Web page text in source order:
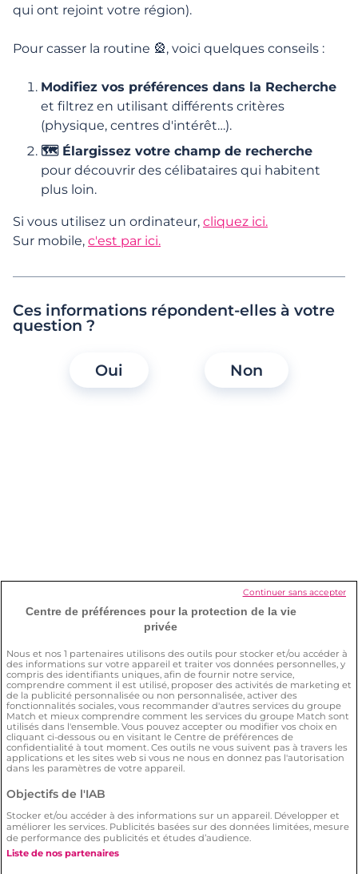
Abonnement et Fonctionnalités
payantes
Sureté
Accessibilité
Questions Populaires
Pourquoi prendre un abonnement
Comment supprimer mon compte ?
Comment s’assurer de ma sécurité sur
le site ?
Conditions générales
Signaler un contenu illégal
qui ont rejoint votre région).
Pour casser la routine 🎡, voici quelques conseils :
Modifiez vos préférences dans la Recherche
et filtrez en utilisant différents critères
(physique, centres d'intérêt…).
🗺️ Élargissez votre champ de recherche
pour découvrir des célibataires qui habitent
plus loin.
Si vous utilisez un ordinateur, cliquez ici.
Sur mobile, c'est par ici.
Ces informations répondent-elles à votre
question ?
Oui Non
Centre de préférences pour la protection de la vie
privée
Nous et nos 1 partenaires utilisons des outils pour stocker et/ou accéder à
des informations sur votre appareil et traiter vos données personnelles, y
compris des identifiants uniques, afin de fournir notre service,
comprendre comment il est utilisé, proposer des activités de marketing et
de la publicité personnalisée ou non personnalisée, activer des
fonctionnalités sociales, vous recommander d'autres services du groupe
Match et mieux comprendre comment les services du groupe Match sont
utilisés dans l'ensemble. Vous pouvez accepter ou modifier vos choix en
cliquant ci-dessous ou en visitant le Centre de préférences de
confidentialité à tout moment. Ces outils ne vous suivent pas à travers les
applications et les sites web si vous ne nous en donnez pas l'autorisation
dans les paramètres de votre appareil.
Objectifs de l'IAB
Stocker et/ou accéder à des informations sur un appareil. Développer et
améliorer les services. Publicités basées sur des données limitées, mesure
de performance des publicités et études d’audience.
Liste de nos partenaires
Continuer sans accepter